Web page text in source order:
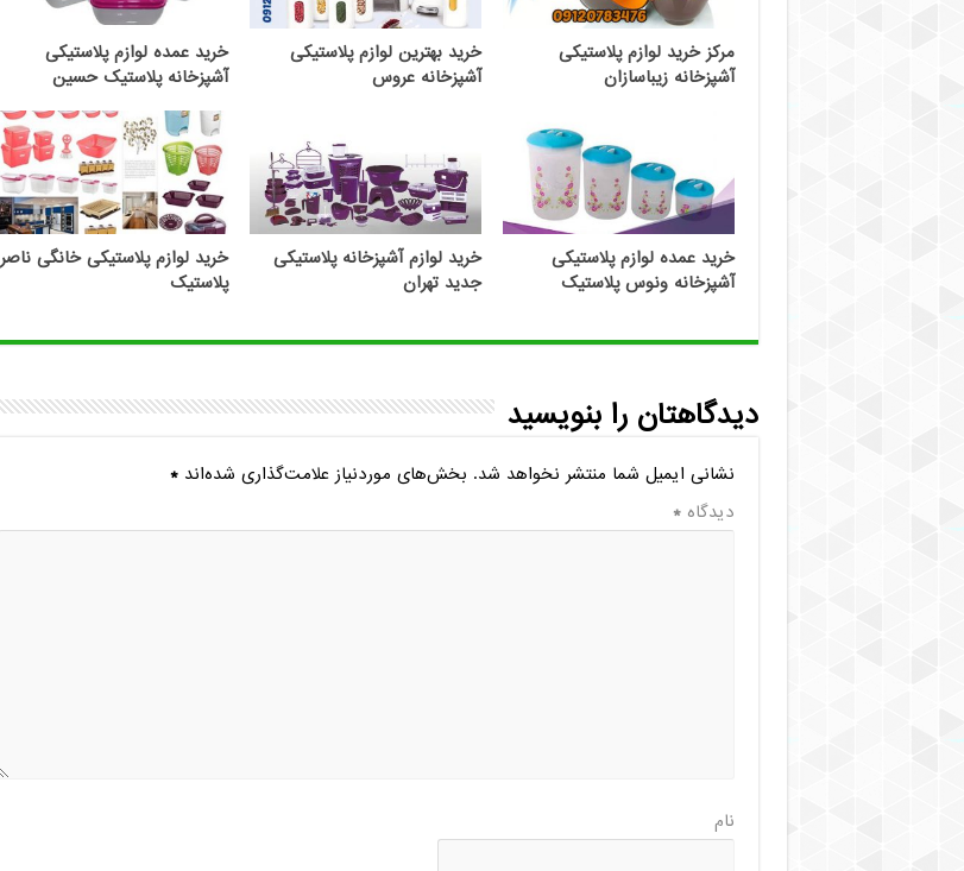
مرکز خرید لوازم پلاستیکی
آشپزخانه زیباسازان
خرید بهترین لوازم پلاستیکی
آشپزخانه عروس
خرید عمده لوازم پلاستیکی
آشپزخانه پلاستیک حسین
خرید عمده لوازم پلاستیکی
آشپزخانه ونوس پلاستیک
خرید لوازم آشپزخانه پلاستیکی
جدید تهران
خرید لوازم پلاستیکی خانگی ناصر
پلاستیک
دیدگاهتان را بنویسید
نشانی ایمیل شما منتشر نخواهد شد. بخش‌های موردنیاز علامت‌گذاری شده‌اند*
دیدگاه*
نام